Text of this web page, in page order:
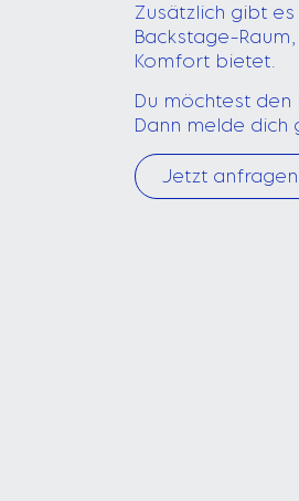
Zusätzlich gibt
Backstage-
Komfort bietet.
Du möchtest den
Dann melde dich
Jetzt anfragen